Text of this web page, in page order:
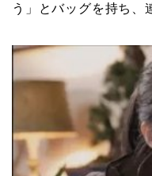
う」とバッグを持ち、